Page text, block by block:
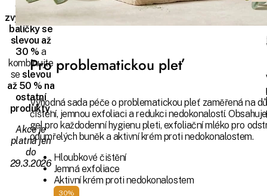
Objevte
zvýhodněné
balíčky se
slevou až
30 % a
kombinujte
seslevou
až 50 % na
ostatní
produkty.
Akce je
platná jen
do
29.3.2026
Pro problematickou pleť
Výhodná sada péče o problematickou pleť zaměřená na
čištění, jemnou exfoliaci a redukci nedokonalostí.
gel pro každodenní hygienu pleti, exfoliační mléko pro
odumřelých buněk a aktivní krém proti nedokonalostem.
Hloubkové čištění
Jemná exfoliace
Aktivní krém proti nedokonalostem
30%